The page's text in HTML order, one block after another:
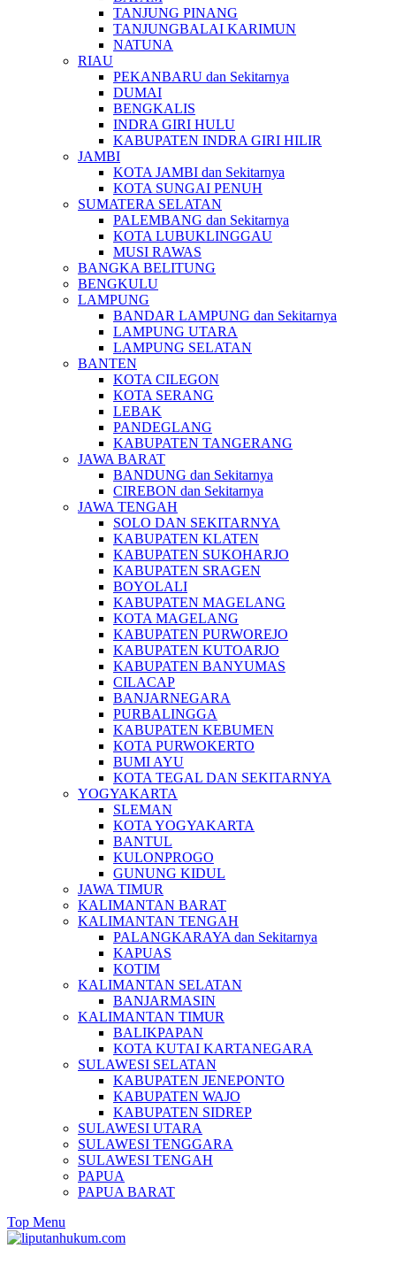
TANJUNG PINANG
TANJUNGBALAI KARIMUN
NATUNA
RIAU
PEKANBARU dan Sekitarnya
DUMAI
BENGKALIS
INDRA GIRI HULU
KABUPATEN INDRA GIRI HILIR
JAMBI
KOTA JAMBI dan Sekitarnya
KOTA SUNGAI PENUH
SUMATERA SELATAN
PALEMBANG dan Sekitarnya
KOTA LUBUKLINGGAU
MUSI RAWAS
BANGKA BELITUNG
BENGKULU
LAMPUNG
BANDAR LAMPUNG dan Sekitarnya
LAMPUNG UTARA
LAMPUNG SELATAN
BANTEN
KOTA CILEGON
KOTA SERANG
LEBAK
PANDEGLANG
KABUPATEN TANGERANG
JAWA BARAT
BANDUNG dan Sekitarnya
CIREBON dan Sekitarnya
JAWA TENGAH
SOLO DAN SEKITARNYA
KABUPATEN KLATEN
KABUPATEN SUKOHARJO
KABUPATEN SRAGEN
BOYOLALI
KABUPATEN MAGELANG
KOTA MAGELANG
KABUPATEN PURWOREJO
KABUPATEN KUTOARJO
KABUPATEN BANYUMAS
CILACAP
BANJARNEGARA
PURBALINGGA
KABUPATEN KEBUMEN
KOTA PURWOKERTO
BUMI AYU
KOTA TEGAL DAN SEKITARNYA
YOGYAKARTA
SLEMAN
KOTA YOGYAKARTA
BANTUL
KULONPROGO
GUNUNG KIDUL
JAWA TIMUR
KALIMANTAN BARAT
KALIMANTAN TENGAH
PALANGKARAYA dan Sekitarnya
KAPUAS
KOTIM
KALIMANTAN SELATAN
BANJARMASIN
KALIMANTAN TIMUR
BALIKPAPAN
KOTA KUTAI KARTANEGARA
SULAWESI SELATAN
KABUPATEN JENEPONTO
KABUPATEN WAJO
KABUPATEN SIDREP
SULAWESI UTARA
SULAWESI TENGGARA
SULAWESI TENGAH
PAPUA
PAPUA BARAT
Top Menu